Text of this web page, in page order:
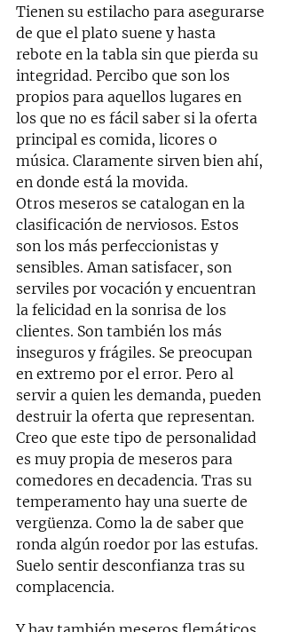
Tienen su estilacho para asegurarse
de que el plato suene y hasta
rebote en la tabla sin que pierda su
integridad. Percibo que son los
propios para aquellos lugares en
los que no es fácil saber si la oferta
principal es comida, licores o
música. Claramente sirven bien ahí,
en donde está la movida.
Otros meseros se catalogan en la
clasificación de nerviosos. Estos
son los más perfeccionistas y
sensibles. Aman satisfacer, son
serviles por vocación y encuentran
la felicidad en la sonrisa de los
clientes. Son también los más
inseguros y frágiles. Se preocupan
en extremo por el error. Pero al
servir a quien les demanda, pueden
destruir la oferta que representan.
Creo que este tipo de personalidad
es muy propia de meseros para
comedores en decadencia. Tras su
temperamento hay una suerte de
vergüenza. Como la de saber que
ronda algún roedor por las estufas.
Suelo sentir desconfianza tras su
complacencia.